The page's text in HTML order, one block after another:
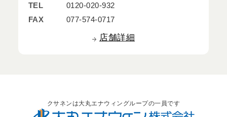
TEL
0120-020-932
FAX
077-574-0717
店舗詳細
クサネンは大丸エナウィングループの一員です